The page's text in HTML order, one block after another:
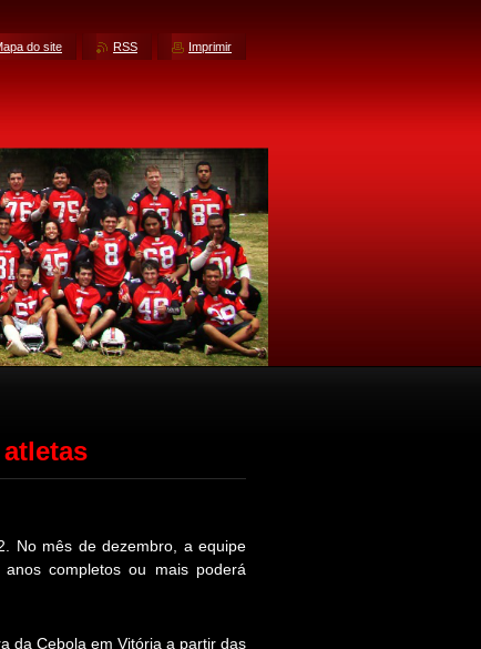
No mês de dezembro, a equipe
completos ou mais poderá
da Cebola em Vitória a partir das
do site RSS Imprimir